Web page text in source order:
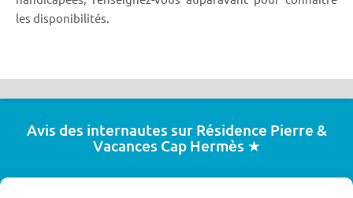
les disponibilités.
Avis des internautes sur Résidence Pierre &
Vacances Cap Hermès ★